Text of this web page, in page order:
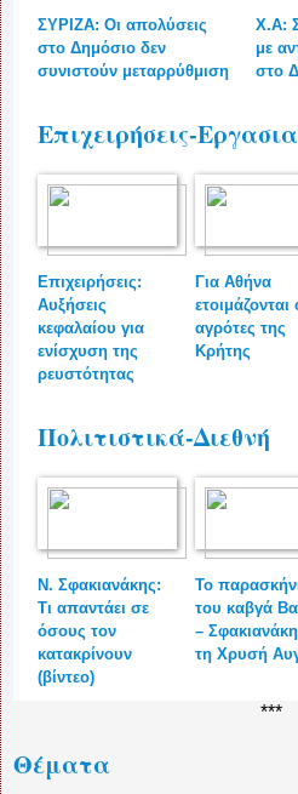
ΣΥΡΙΖΑ: Οι απολύσεις
στο Δημόσιο δεν
συνιστούν μεταρρύθμιση
Χ.Α:
με
στο
Επιχειρήσεις-
Επιχειρήσεις:
Αυξήσεις
κεφαλαίου για
ενίσχυση της
ρευστότητας
Για Αθήνα
ετοιμάζονται
αγρότες της
Κρήτης
Πολιτιστικά-Διεθνή
Ν. Σφακιανάκης:
Τι απαντάει σε
όσους τον
κατακρίνουν
(βίντεο)
Το
του καβγά
–
τη Χρυσή
***
Θέματα